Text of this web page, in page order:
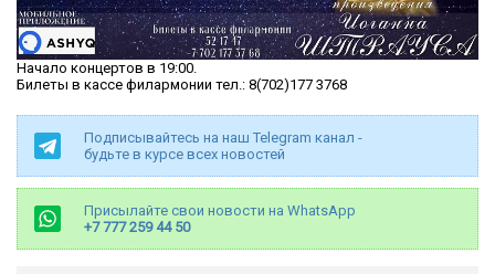
Начало концертов в 19:00.
Билеты в кассе филармонии тел.: 8(702)177 3768
Подписывайтесь на наш Telegram канал -
будьте в курсе всех новостей
Присылайте свои новости на WhatsApp
+7 777 259 44 50